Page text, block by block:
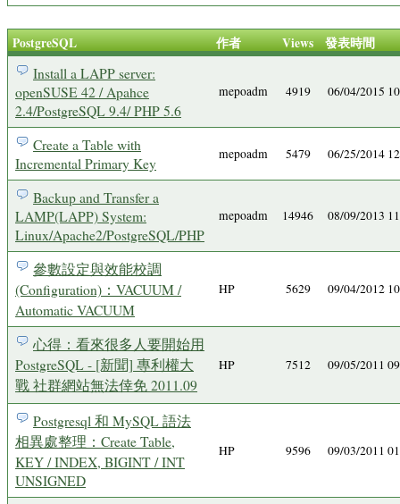
PostgreSQL 作者 Views 發表時間
Install a LAPP server:
openSUSE 42 / Apahce
2.4/PostgreSQL 9.4/ PHP 5.6
mepoadm 4919 06/04/2015
Create a Table with
Incremental Primary Key
mepoadm 5479 06/25/2014
Backup and Transfer a
LAMP(LAPP) System:
Linux/Apache2/PostgreSQL/PHP
mepoadm 14946 08/09/2013
參數設定與效能校調
(Configuration)：VACUUM /
Automatic VACUUM
HP 5629 09/04/2012
心得：看來很多人要開始用
PostgreSQL - [新聞] 專利權大
戰 社群網站無法倖免 2011.09
HP 7512 09/05/2011
Postgresql 和 MySQL 語法
相異處整理：Create Table,
KEY / INDEX, BIGINT / INT
UNSIGNED
HP 9596 09/03/2011